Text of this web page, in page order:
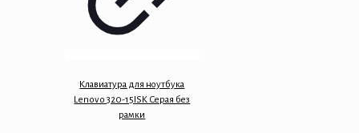
Клавиатура для ноутбука
Lenovo 320-15ISK Серая без
рамки